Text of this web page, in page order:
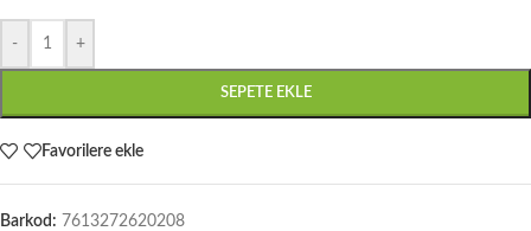
- +
SEPETE EKLE
Favorilere ekle
Barkod: 7613272620208